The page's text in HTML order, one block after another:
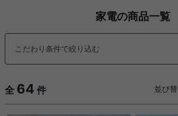
家電の商品一覧
こだわり条件で絞り込む
全 64 件 並び替